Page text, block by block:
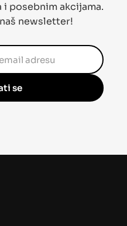
posebnim akcijama.
newsletter!
se